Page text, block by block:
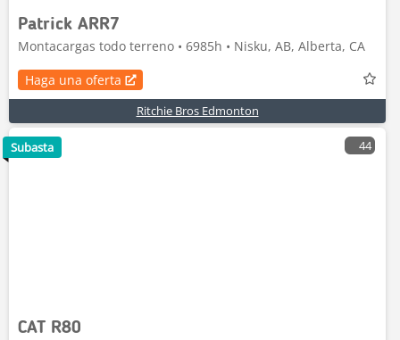
Patrick ARR7
Montacargas todo terreno • 6985h • Nisku, AB, Alberta, CA
Haga una oferta
Ritchie Bros Edmonton
44
CAT R80
Subasta